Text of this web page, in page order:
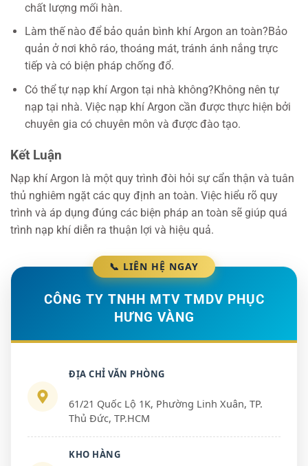
chất lượng mối hàn.
Làm thế nào để bảo quản bình khí Argon an toàn?Bảo
quản ở nơi khô ráo, thoáng mát, tránh ánh nắng trực
tiếp và có biện pháp chống đổ.
Có thể tự nạp khí Argon tại nhà không?Không nên tự
nạp tại nhà. Việc nạp khí Argon cần được thực hiện bởi
chuyên gia có chuyên môn và được đào tạo.
Kết Luận
Nạp khí Argon là một quy trình đòi hỏi sự cẩn thận và tuân
thủ nghiêm ngặt các quy định an toàn. Việc hiểu rõ quy
trình và áp dụng đúng các biện pháp an toàn sẽ giúp quá
trình nạp khí diễn ra thuận lợi và hiệu quả.
📞 LIÊN HỆ NGAY
CÔNG TY TNHH MTV TMDV PHỤC
HƯNG VÀNG
ĐỊA CHỈ VĂN PHÒNG
61/21 Quốc Lộ 1K, Phường Linh Xuân, TP.
Thủ Đức, TP.HCM
KHO HÀNG